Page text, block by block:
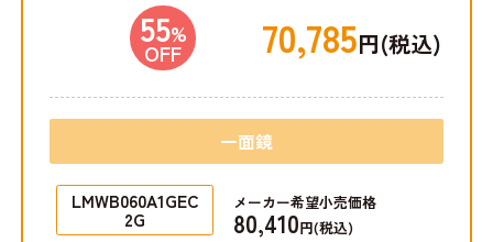
55%
OFF 70,785円(税込)
一面鏡
LMWB060A1GEC
2G
メーカー希望小売価格
80,410円(税込)